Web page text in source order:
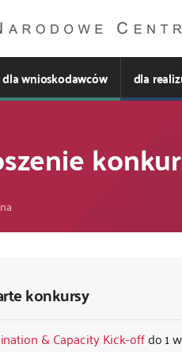
dla wnioskodawców dla
konkursy
& Capacity Kick-off
1